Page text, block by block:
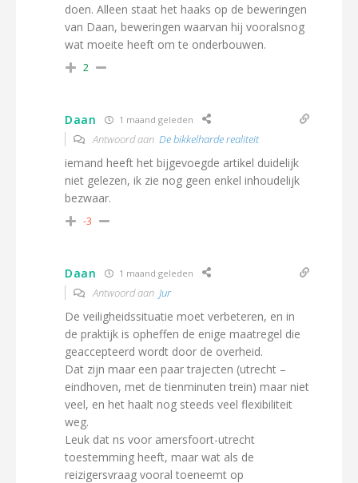
doen. Alleen staat het haaks op de beweringen
van Daan, beweringen waarvan hij vooralsnog
wat moeite heeft om te onderbouwen.
2
Daan 1 maand geleden
Antwoord aan De bikkelharde realiteit
iemand heeft het bijgevoegde artikel duidelijk
niet gelezen, ik zie nog geen enkel inhoudelijk
bezwaar.
-3
Daan 1 maand geleden
Antwoord aan Jur
De veiligheidssituatie moet verbeteren, en in
de praktijk is opheffen de enige maatregel die
geaccepteerd wordt door de overheid.
Dat zijn maar een paar trajecten (utrecht –
eindhoven, met de tienminuten trein) maar niet
veel, en het haalt nog steeds veel flexibiliteit
weg.
Leuk dat ns voor amersfoort-utrecht
toestemming heeft, maar wat als de
reizigersvraag vooral toeneemt op